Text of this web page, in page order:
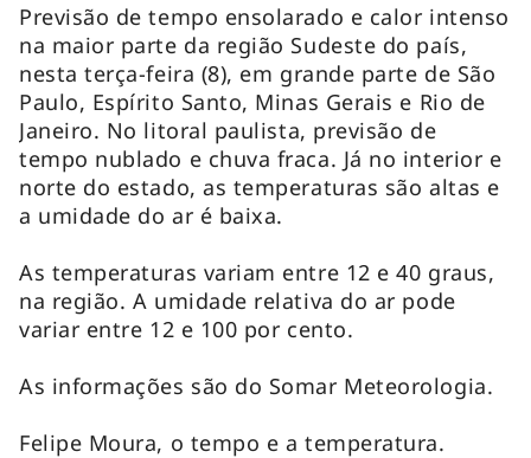
Previsão de tempo ensolarado e calor intenso
na maior parte da região Sudeste do país,
nesta terça-feira (8), em grande parte de São
Paulo, Espírito Santo, Minas Gerais e Rio de
Janeiro. No litoral paulista, previsão de
tempo nublado e chuva fraca. Já no interior e
norte do estado, as temperaturas são altas e
a umidade do ar é baixa.
As temperaturas variam entre 12 e 40 graus,
na região. A umidade relativa do ar pode
variar entre 12 e 100 por cento.
As informações são do Somar Meteorologia.
Felipe Moura, o tempo e a temperatura.